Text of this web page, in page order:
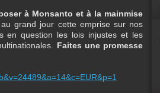
à Monsanto et à la mainmise
au grand jour cette emprise sur nos
en question les lois injustes et les
Faites une promesse